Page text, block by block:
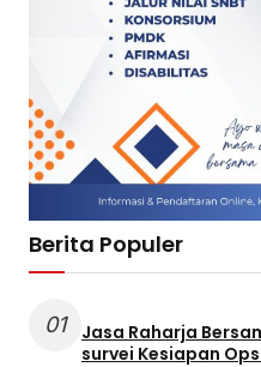
Berita Populer
01
Jasa Raharja
survei Kesiapan